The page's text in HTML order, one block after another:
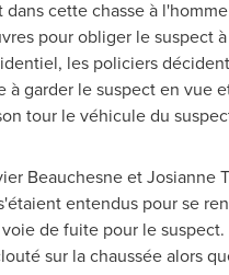
cette chasse à
pour obliger le suspect
les policiers
garder le suspect en vue
tour le véhicule du
Beauchesne etJosianne
entendus pour se
de fuite pour le
sur la chaussée alors